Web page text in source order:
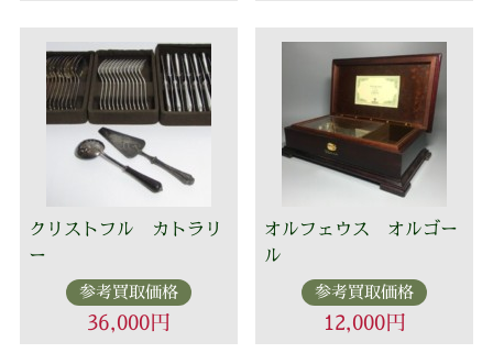
クリストフル カトラリ
ー
参考買取価格
36,000円
オルフェウス オルゴー
ル
参考買取価格
12,000円